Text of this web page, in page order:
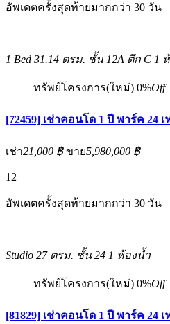
อัพเดตครั้งสุดท้ายมากกว่า 30 วัน
1 Bed 31.14 ตรม. ชั้น 12A ตึก C 1
ทรัพย์โครงการ(ใหม่) 0%Off
[72459] เช่าคอนโด 1 ปี พาร์ค 24 เ
เช่า21,000 ฿ ขาย5,980,000 ฿
12
อัพเดตครั้งสุดท้ายมากกว่า 30 วัน
Studio 27 ตรม. ชั้น 24 1 ห้องน้ำ
ทรัพย์โครงการ(ใหม่) 0%Off
[81829] เช่าคอนโด 1 ปี พาร์ค 24 เ